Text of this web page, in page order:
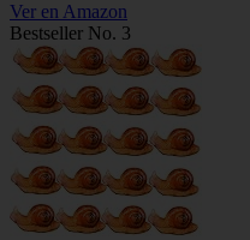
Ver en Amazon
Bestseller No. 3